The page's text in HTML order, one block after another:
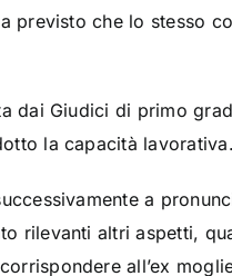
previsto che lo stesso
dai Giudici di primo
la capacità lavorativa.
a
rilevanti altri aspetti,
all’ex